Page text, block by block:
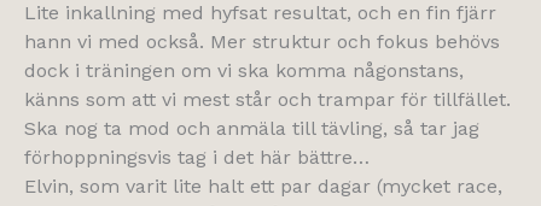
Lite inkallning med hyfsat resultat, och en fin fjärr
hann vi med också. Mer struktur och fokus behövs
dock i träningen om vi ska komma någonstans,
känns som att vi mest står och trampar för tillfället.
Ska nog ta mod och anmäla till tävling, så tar jag
förhoppningsvis tag i det här bättre…
Elvin, som varit lite halt ett par dagar (mycket race,